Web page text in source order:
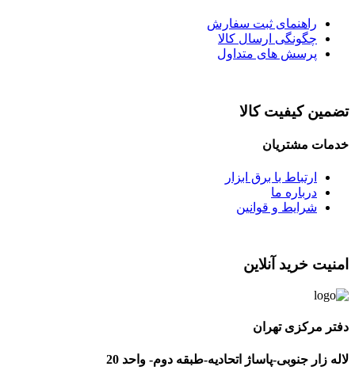
راهنمای ثبت سفارش
چگونگی ارسال کالا
پرسش های متداول
تضمین کیفیت کالا
خدمات مشتریان
ارتباط با برق ابزار
درباره ما
شرایط و قوانین
امنیت خرید آنلاین
دفتر مرکزی تهران
لاله زار جنوبی-پاساژ اتحادیه-طبقه دوم- واحد 20